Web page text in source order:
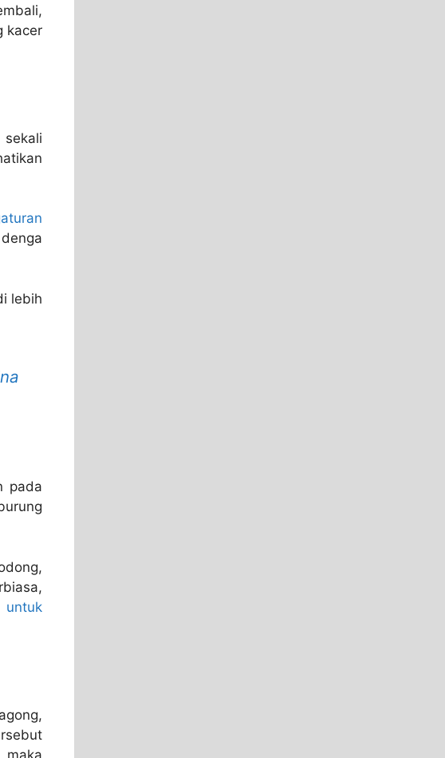
kacer
lebih
pada
untuk
maka